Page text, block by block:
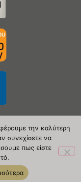
την καλύτερη
συνεχίσετε να
πως είστε